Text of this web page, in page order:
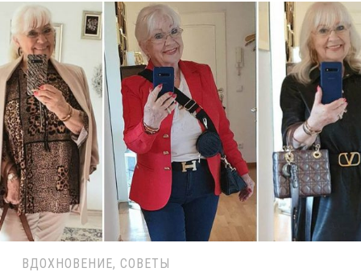
ВДОХНОВЕНИЕ, СОВЕТЫ